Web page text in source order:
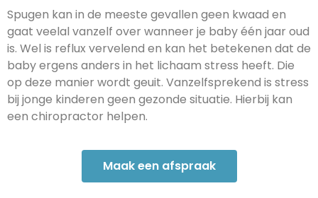
Spugen kan in de meeste gevallen geen kwaad en
gaat veelal vanzelf over wanneer je baby één jaar oud
is. Wel is reflux vervelend en kan het betekenen dat de
baby ergens anders in het lichaam stress heeft. Die
op deze manier wordt geuit. Vanzelfsprekend is stress
bij jonge kinderen geen gezonde situatie. Hierbij kan
een chiropractor helpen.
Maak een afspraak